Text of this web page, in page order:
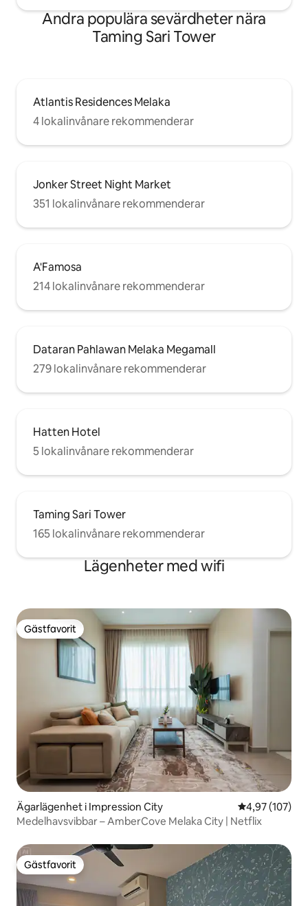
Andra populära sevärdheter nära
Taming Sari Tower
Atlantis Residences Melaka
4 lokalinvånare rekommenderar
Jonker Street Night Market
351 lokalinvånare rekommenderar
A'Famosa
214 lokalinvånare rekommenderar
Dataran Pahlawan Melaka Megamall
279 lokalinvånare rekommenderar
Hatten Hotel
5 lokalinvånare rekommenderar
Taming Sari Tower
165 lokalinvånare rekommenderar
Lägenheter med wifi
Gästfavorit
Gästfavorit
Ägarlägenhet i Impression City 4,97 av 5 i
4,97 (107)
Medelhavsvibbar – AmberCove Melaka City | Netflix
Gästfavorit
Gästfavorit